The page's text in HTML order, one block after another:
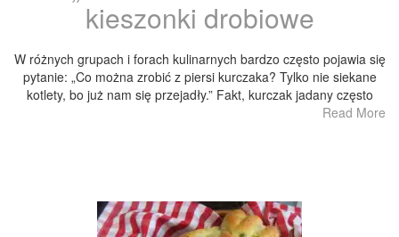
kieszonki drobiowe
W różnych grupach i forach kulinarnych bardzo często pojawia się
pytanie: „Co można zrobić z piersi kurczaka? Tylko nie siekane
kotlety, bo już nam się przejadły.” Fakt, kurczak jadany często
Read More